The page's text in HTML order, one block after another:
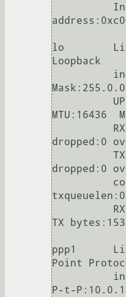
lo
Loopback
MTU:16436
dropped:0
dropped:0
txqueuelen:0
TX
ppp1
Point
P-t-